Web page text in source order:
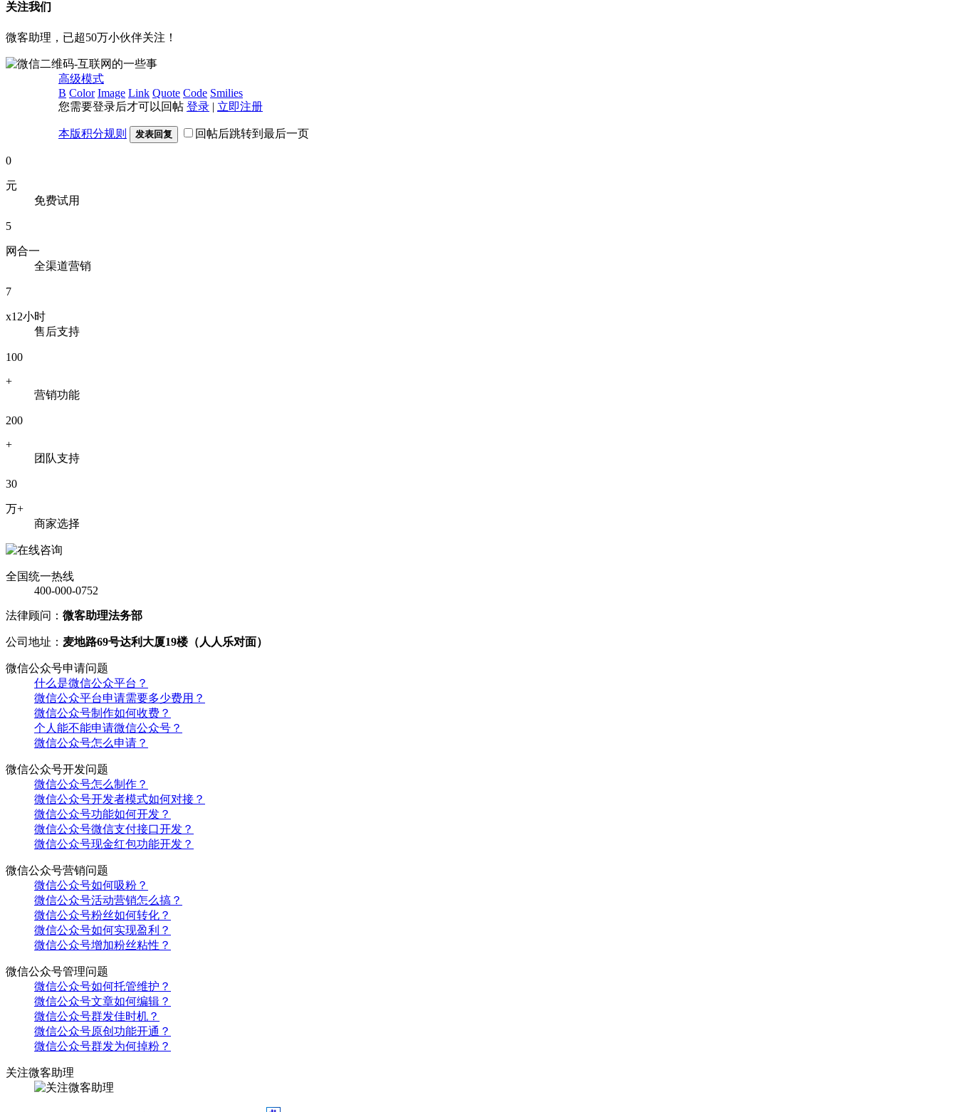
关注我们
微客助理，已超50万小伙伴关注！
高级模式
B Color Image Link Quote Code Smilies
您需要登录后才可以回帖 登录 | 立即注册
本版积分规则 发表回复 回帖后跳转到最后一页
0
元
免费试用
5
网合一
全渠道营销
7
x12小时
售后支持
100
+
营销功能
200
+
团队支持
30
万+
商家选择
全国统一热线
400-000-0752
法律顾问： 微客助理法务部
公司地址： 麦地路69号达利大厦19楼（人人乐对面）
微信公众号申请问题
什么是微信公众平台？
微信公众平台申请需要多少费用？
微信公众号制作如何收费？
个人能不能申请微信公众号？
微信公众号怎么申请？
微信公众号开发问题
微信公众号怎么制作？
微信公众号开发者模式如何对接？
微信公众号功能如何开发？
微信公众号微信支付接口开发？
微信公众号现金红包功能开发？
微信公众号营销问题
微信公众号如何吸粉？
微信公众号活动营销怎么搞？
微信公众号粉丝如何转化？
微信公众号如何实现盈利？
微信公众号增加粉丝粘性？
微信公众号管理问题
微信公众号如何托管维护？
微信公众号文章如何编辑？
微信公众号群发佳时机？
微信公众号原创功能开通？
微信公众号群发为何掉粉？
关注微客助理